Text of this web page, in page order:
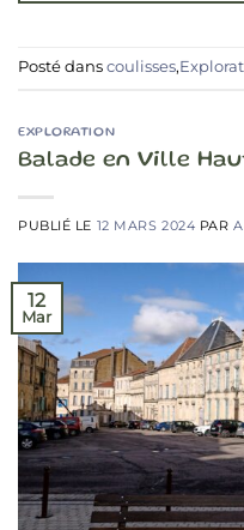
Posté dans coulisses,
EXPLORATION
Balade en Ville
PUBLIÉ LE 12 MARS 2024 PAR
12
Mar